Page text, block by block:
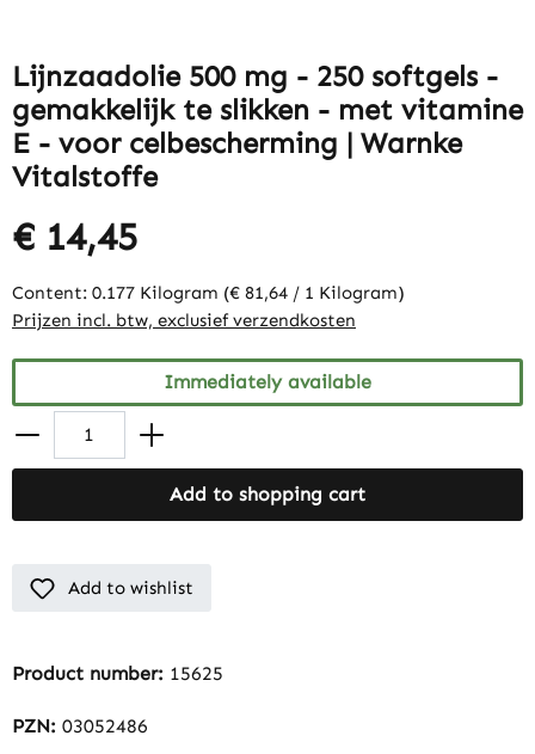
Lijnzaadolie 500 mg - 250 softgels -
gemakkelijk te slikken - met vitamine
E - voor celbescherming | Warnke
Vitalstoffe
€ 14,45
Content: 0.177 Kilogram (€ 81,64 / 1 Kilogram)
Prijzen incl. btw, exclusief verzendkosten
Immediately available
Add to shopping cart
Add to wishlist
Product number: 15625
PZN: 03052486